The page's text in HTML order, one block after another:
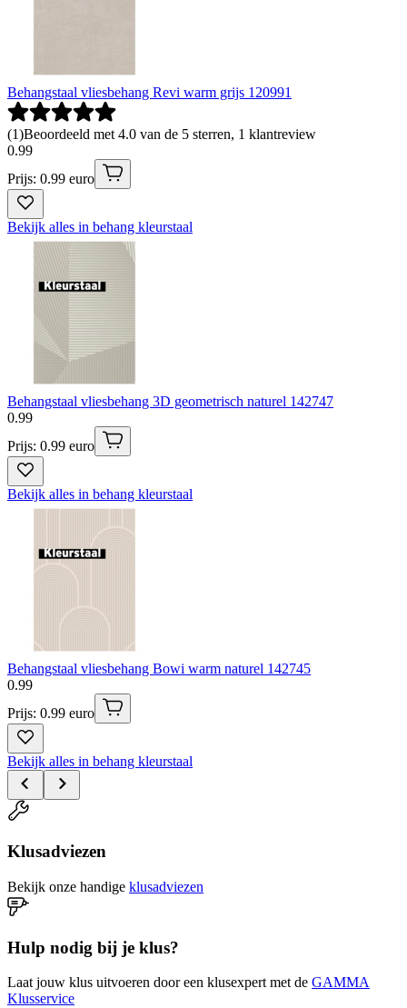
Behangstaal vliesbehang Revi warm grijs 120991
(1)Beoordeeld met 4.0 van de 5 sterren, 1 klantreview
0.99
Prijs: 0.99 euro
Bekijk alles in behang kleurstaal
Behangstaal vliesbehang 3D geometrisch naturel 142747
0.99
Prijs: 0.99 euro
Bekijk alles in behang kleurstaal
Behangstaal vliesbehang Bowi warm naturel 142745
0.99
Prijs: 0.99 euro
Bekijk alles in behang kleurstaal
Klusadviezen
Bekijk onze handige klusadviezen
Hulp nodig bij je klus?
Laat jouw klus uitvoeren door een klusexpert met de GAMMA
Klusservice